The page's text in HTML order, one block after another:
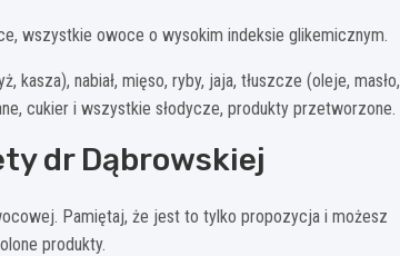
wszystkie owoce o wysokim indeksie glikemicznym.
nabiał, mięso, ryby, jaja, tłuszcze (oleje, masło,
cukier i wszystkie słodycze, produkty przetworzone.
dr Dąbrowskiej
Pamiętaj, że jest to tylko propozycja i możesz
produkty.